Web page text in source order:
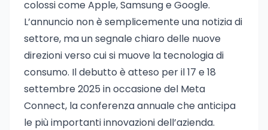
colossi come Apple, Samsung e Google.
L’annuncio non è semplicemente una notizia di
settore, ma un segnale chiaro delle nuove
direzioni verso cui si muove la tecnologia di
consumo. Il debutto è atteso per il 17 e 18
settembre 2025 in occasione del Meta
Connect, la conferenza annuale che anticipa
le più importanti innovazioni dell’azienda.